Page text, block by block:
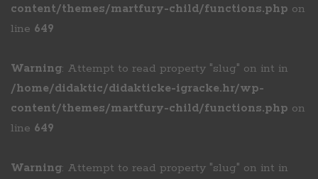
content/themes/martfury-child/functions.php on
line 649
Warning: Attempt to read property "slug" on int in
/home/didaktic/didakticke-igracke.hr/wp-
content/themes/martfury-child/functions.php on
line 649
Warning: Attempt to read property "slug" on int in